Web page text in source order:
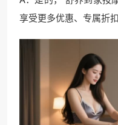
享受更多优惠、专属折